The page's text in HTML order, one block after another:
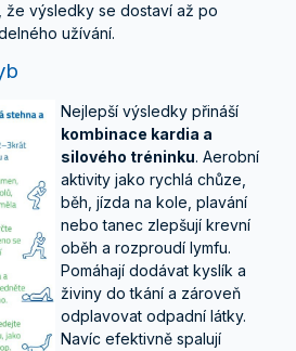
že výsledky se dostaví až po
užívání.
Nejlepší výsledky přináší
kombinace kardia a
silového tréninku. Aerobní
aktivity jako rychlá chůze,
běh, jízda na kole, plavání
nebo tanec zlepšují krevní
oběh a rozproudí lymfu.
Pomáhají dodávat kyslík a
živiny do tkání a zároveň
odplavovat odpadní látky.
Navíc efektivně spalují